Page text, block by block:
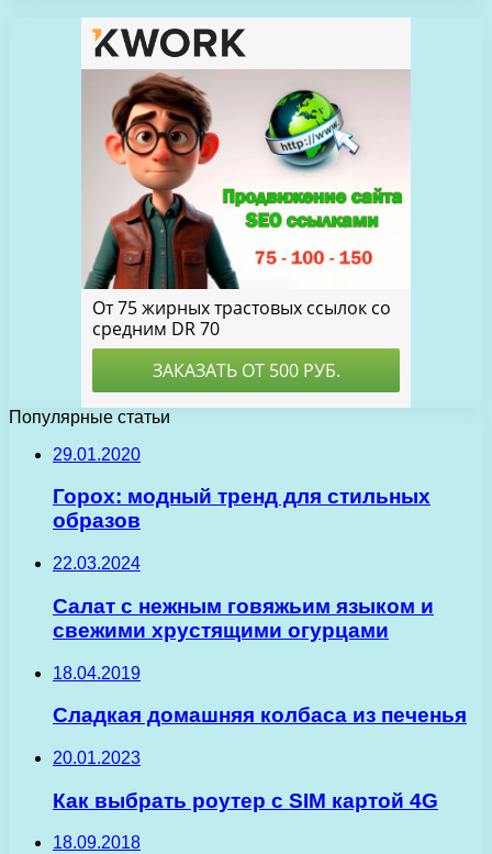
Популярные статьи
29.01.2020
Горох: модный тренд для стильных
образов
22.03.2024
Салат с нежным говяжьим языком и
свежими хрустящими огурцами
18.04.2019
Сладкая домашняя колбаса из печенья
20.01.2023
Как выбрать роутер с SIM картой 4G
18.09.2018